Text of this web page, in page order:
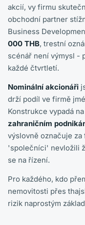
akcií, vy firmu
obchodní partner
Business
000 THB, trestní
scénář není výmysl -
každé čtvrtletí.
Nominální akcionáři
drží podíl ve firmě
Konstrukce vypadá
zahraničním
výslovně označuje
'společníci' nevložili
se na řízení.
Pro každého, kdo
nemovitosti přes
rizik naprostým